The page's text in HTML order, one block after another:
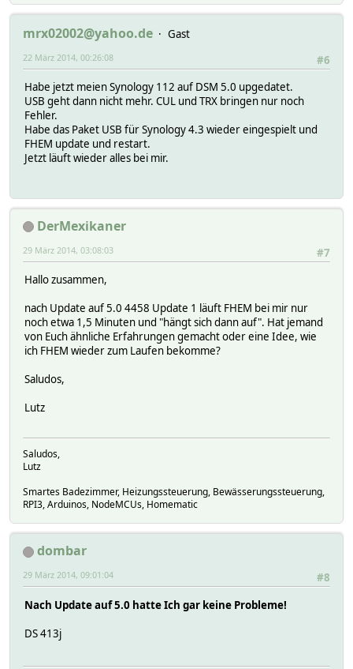
mrx02002@yahoo.de
Gast
#6
22 März 2014, 00:26:08
Habe jetzt meien Synology 112 auf DSM 5.0 upgedatet.
USB geht dann nicht mehr. CUL und TRX bringen nur noch
Fehler.
Habe das Paket USB für Synology 4.3 wieder eingespielt und
FHEM update und restart.
Jetzt läuft wieder alles bei mir.
DerMexikaner
#7
29 März 2014, 03:08:03
Hallo zusammen,
nach Update auf 5.0 4458 Update 1 läuft FHEM bei mir nur
noch etwa 1,5 Minuten und "hängt sich dann auf". Hat jemand
von Euch ähnliche Erfahrungen gemacht oder eine Idee, wie
ich FHEM wieder zum Laufen bekomme?
Saludos,
Lutz
Saludos,
Lutz
Smartes Badezimmer, Heizungssteuerung, Bewässerungssteuerung,
RPI3, Arduinos, NodeMCUs, Homematic
dombar
#8
29 März 2014, 09:01:04
Nach Update auf 5.0 hatte Ich gar keine Probleme!
DS 413j